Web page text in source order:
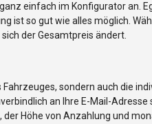
einfach im Konfigurator an.
ist so gut wie alles möglich.
der Gesamtpreis ändert.
sondern auch die
an Ihre E-Mail-Adresse
Höhe von Anzahlung und